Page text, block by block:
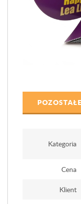
Kategoria
Cena
Klient